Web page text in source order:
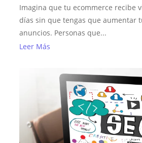
Imagina que tu ecommerce recibe
días sin que tengas que aumentar
anuncios. Personas que...
Leer Más